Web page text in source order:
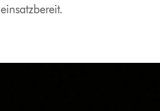
einsatzbereit.